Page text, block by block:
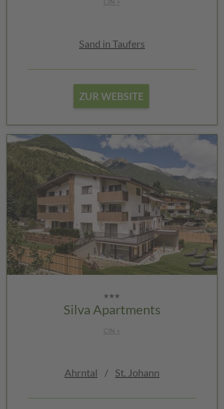
CIN +
Sand in Taufers
ZUR WEBSITE
Silva Apartments
CIN +
Ahrntal / St. Johann